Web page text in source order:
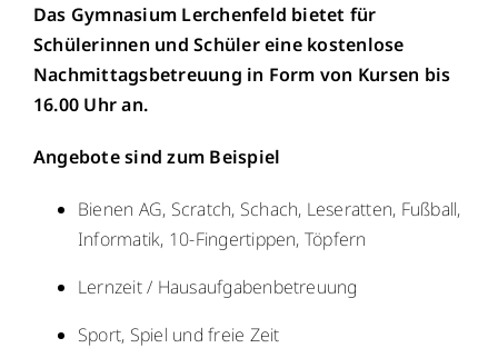
Kalender
WebUntis
Schuldock
Das Gymnasium Lerchenfeld bietet für
Schülerinnen und Schüler eine kostenlose
Nachmittagsbetreuung in Form von Kursen bis
16.00 Uhr an.
Angebote sind zum Beispiel
Bienen AG, Scratch, Schach, Leseratten, Fußball,
Informatik, 10-Fingertippen, Töpfern
Lernzeit / Hausaufgabenbetreuung
Sport, Spiel und freie Zeit